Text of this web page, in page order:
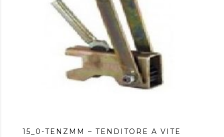
15_0-TENZMM – TENDITORE A VITE